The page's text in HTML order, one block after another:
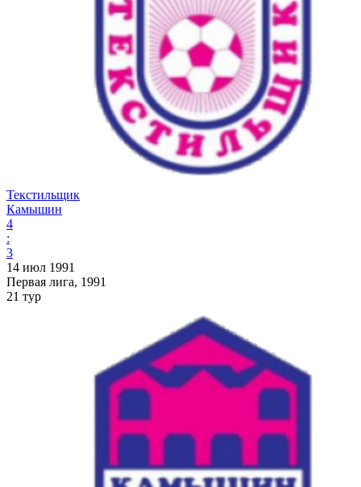
Текстильщик
Камышин
4
:
3
14 июл 1991
Первая лига, 1991
21 тур